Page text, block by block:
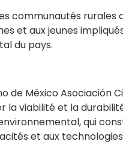
communautés rurales
et aux jeunes
du pays.
México Asociación
viabilité et la
qui
et aux